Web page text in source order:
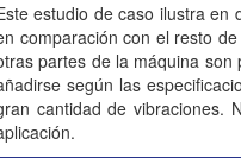
estudio de caso ilustra
comparación con el resto
partes de la máquina son
según las
cantidad de vibraciones.